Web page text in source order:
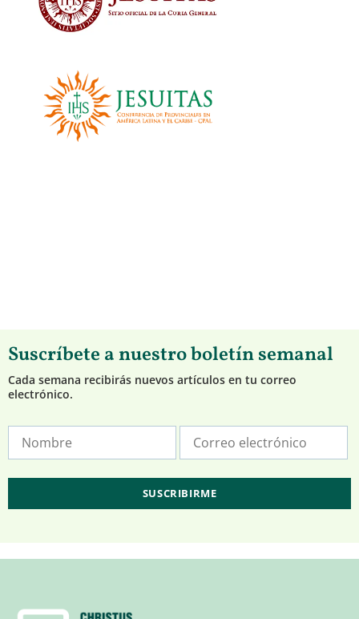
Suscríbete a nuestro boletín semanal
Cada semana recibirás nuevos artículos en tu correo
electrónico.